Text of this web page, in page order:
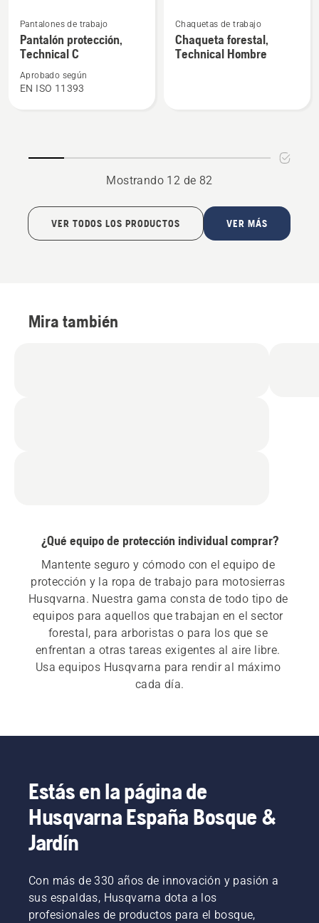
más
detalles
Pantalón
Pantalones de trabajo
Pantalón protección,
Technical C
Aprobado según
EN ISO 11393
más
detalles
Chaquetas de trabajo
Chaqueta forestal,
Technical Hombre
Mostrando 12 de 82
VER TODOS LOS PRODUCTOS VER MÁS
Mira también
¿Qué equipo de protección individual comprar?
Mantente seguro y cómodo con el equipo de
protección y la ropa de trabajo para motosierras
Husqvarna. Nuestra gama consta de todo tipo de
equipos para aquellos que trabajan en el sector
forestal, para arboristas o para los que se
enfrentan a otras tareas exigentes al aire libre.
Usa equipos Husqvarna para rendir al máximo
cada día.
Estás en la página de
Husqvarna España Bosque &
Jardín
Con más de 330 años de innovación y pasión a
sus espaldas, Husqvarna dota a los
profesionales de productos para el bosque,